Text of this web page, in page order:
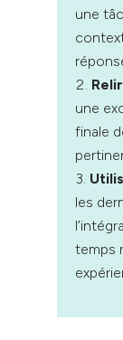
une
une
finale
les
temps